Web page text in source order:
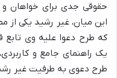
حقوقی جدی برای خواهان و
این میان، غیر رشید یکی
که طرح دعوا علیه وی تابع
یک راهنمای جامع و
طرح دعوی به طرفیت غیر